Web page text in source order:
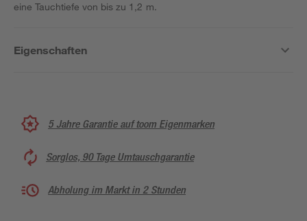
eine Tauchtiefe von bis zu 1,2 m.
Eigenschaften
5 Jahre Garantie auf toom Eigenmarken
Sorglos, 90 Tage Umtauschgarantie
Abholung im Markt in 2 Stunden